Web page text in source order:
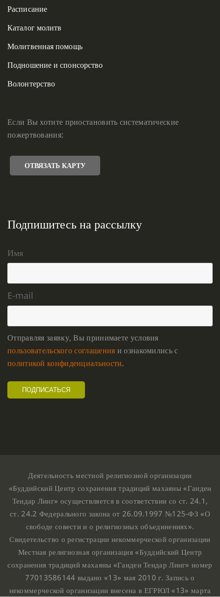
Расписание
Каталог молитв
Молитвенная помощь
Подношение и спонсорство
Волонтерство
Если Вы хотите приостановить систематические
пожертвования:
ОТВЯЗАТЬ КАРТУ
Подпишитесь на рассылку
Имя
E-mail
Отправляя заявку, Вы принимаете условия
пользовательского соглашения и ознакомились с
политикой конфиденциальности.
Деятельность местной религиозной организации
«Буддийский Центр сохранения традиций махаяны «Ганден
Тендар Линг» осуществляется в соответствии со ст. 24.1,
ст. 24.2 Федерального закона от 26.09.1997 №125-ФЗ «О
свободе совести и о религиозных объединениях».
Свидетельство о регистрации некоммерческой организации
Местная религиозная организация «Буддийский Центр
сохранения традиций махаяны «Ганден Тендар Линг» номер
77013586144 выдано «13» мая 2010 г. Запись о
некоммерческой организации внесена в ЕГРЮЛ «13» марта